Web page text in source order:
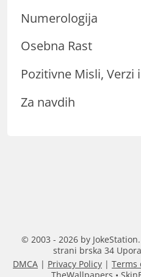
Numerologija
Osebna Rast
Pozitivne Misli, Verzi
Za navdih
© 2003 - 2026 by JokeStation.
strani brska 34
DMCA | Privacy Policy | Terms
TheWallpapers •